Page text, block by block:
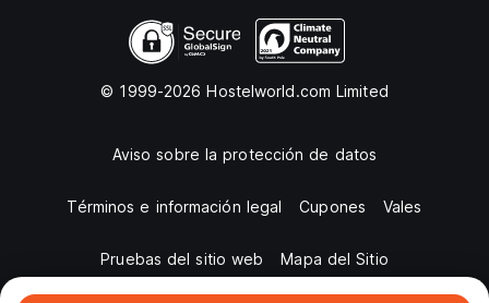
© 1999-2026 Hostelworld.com Limited
Aviso sobre la protección de datos
Términos e información legal Cupones Vales
Pruebas del sitio web Mapa del Sitio